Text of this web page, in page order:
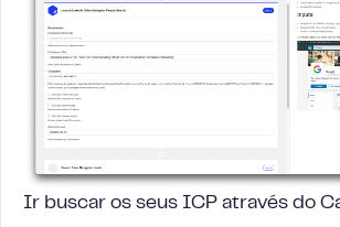
Ir buscar os seus ICP através do